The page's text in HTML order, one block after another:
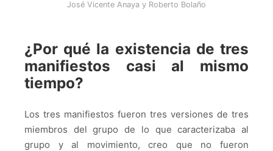
José Vicente Anaya y Roberto Bolaño
¿Por qué la existencia de tres
manifiestos casi al mismo
tiempo?
Los tres manifiestos fueron tres versiones de tres
miembros del grupo de lo que caracterizaba al
grupo y al movimiento, creo que no fueron